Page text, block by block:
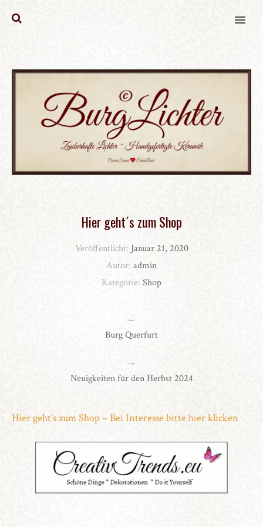
MENU
Hier geht´s zum Shop – Bei Interesse bitte hier klicken
Hier geht´s zum Shop
Veröffentlicht: Januar 21, 2020
Autor: admin
Kategorie: Shop
←
Burg Querfurt
→
Neuigkeiten für den Herbst 2024